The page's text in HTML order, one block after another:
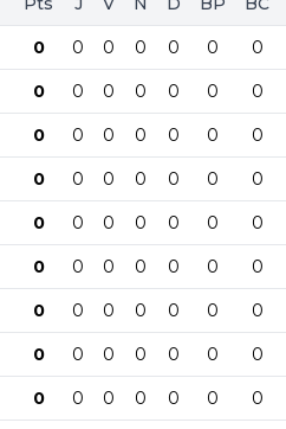
0 0 0 0 0 0 0
0 0 0 0 0 0 0
0 0 0 0 0 0 0
0 0 0 0 0 0 0
0 0 0 0 0 0 0
0 0 0 0 0 0 0
0 0 0 0 0 0 0
0 0 0 0 0 0 0
0 0 0 0 0 0 0